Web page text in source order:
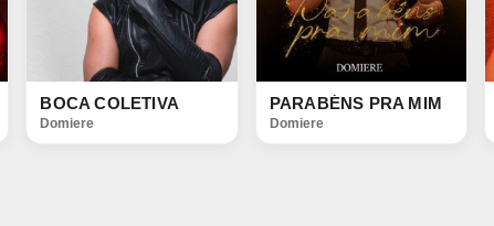
BOCA COLETIVA
Domiere
PARABÉNS PRA MIM
Domiere